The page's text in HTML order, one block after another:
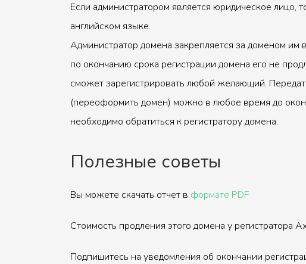
Если администратором является юридическое лицо,
английском языке.
Администратор домена закрепляется за доменом им
по окончанию срока регистрации домена его не
сможет зарегистрировать любой желающий.
(переоформить домен) можно в любое время до
необходимо обратиться к регистратору домена.
Полезные советы
Вы можете скачать отчет в формате PDF
Стоимость продления этого домена у регистратора
Подпишитесь на уведомления об окончании